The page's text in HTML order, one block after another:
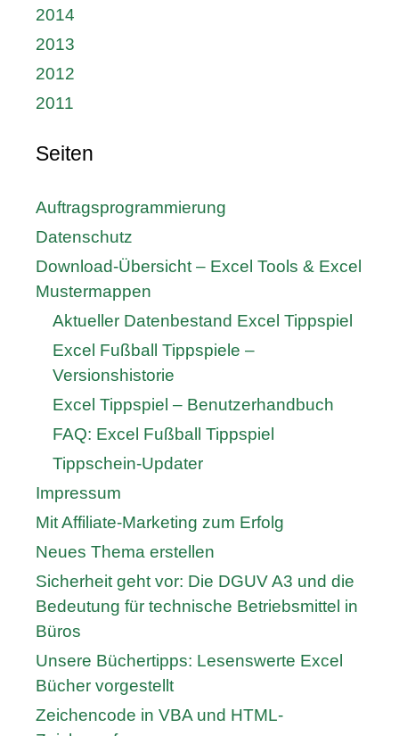
2014
2013
2012
2011
Seiten
Auftragsprogrammierung
Datenschutz
Download-Übersicht – Excel Tools & Excel
Mustermappen
Aktueller Datenbestand Excel Tippspiel
Excel Fußball Tippspiele –
Versionshistorie
Excel Tippspiel – Benutzerhandbuch
FAQ: Excel Fußball Tippspiel
Tippschein-Updater
Impressum
Mit Affiliate-Marketing zum Erfolg
Neues Thema erstellen
Sicherheit geht vor: Die DGUV A3 und die
Bedeutung für technische Betriebsmittel in
Büros
Unsere Büchertipps: Lesenswerte Excel
Bücher vorgestellt
Zeichencode in VBA und HTML-